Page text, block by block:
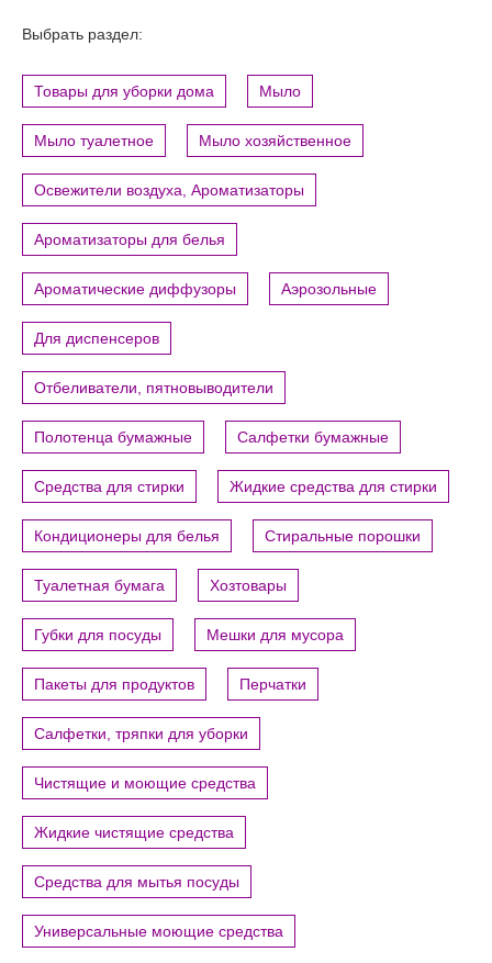
Выбрать раздел:
Товары для уборки дома Мыло
Мыло туалетное Мыло хозяйственное
Освежители воздуха, Ароматизаторы
Ароматизаторы для белья
Ароматические диффузоры Аэрозольные
Для диспенсеров
Отбеливатели, пятновыводители
Полотенца бумажные Салфетки бумажные
Средства для стирки Жидкие средства для стирки
Кондиционеры для белья Стиральные порошки
Туалетная бумага Хозтовары
Губки для посуды Мешки для мусора
Пакеты для продуктов Перчатки
Салфетки, тряпки для уборки
Чистящие и моющие средства
Жидкие чистящие средства
Средства для мытья посуды
Универсальные моющие средства